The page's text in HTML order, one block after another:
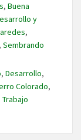
, Buena
y
,
, Sembrando
, Desarrollo,
Colorado,
Trabajo